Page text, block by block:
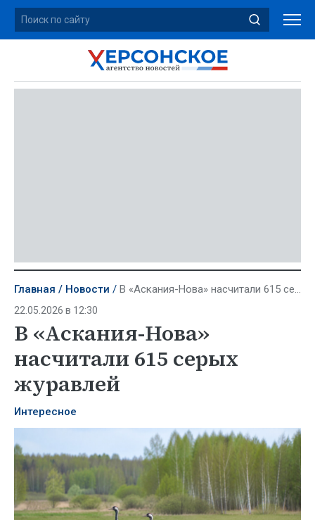
Главная Новости В «Аскания-Нова» насчитали 615 серых журавлей
22.05.2026 в 12:30
В «Аскания-Нова»
насчитали 615 серых
журавлей
Интересное